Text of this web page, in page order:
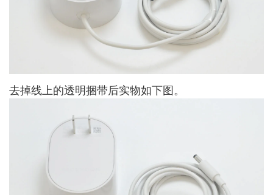
去掉线上的透明捆带后实物如下图。